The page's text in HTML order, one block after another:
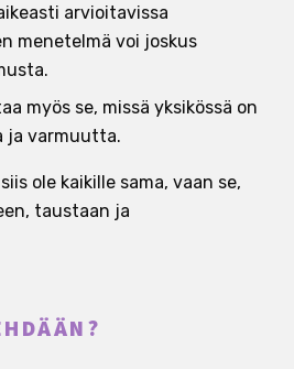
arvioitavissa
menetelmä voi joskus
myös se, missä yksikössä on
ja varmuutta.
ole kaikille sama, vaan se,
taustaan ja